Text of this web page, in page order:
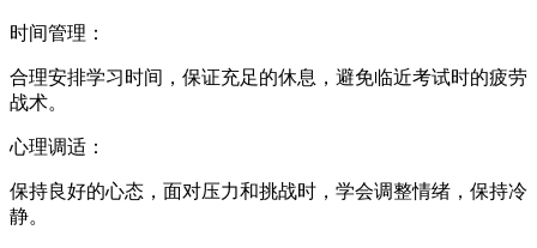
时间管理：
合理安排学习时间，保证充足的休息，避免临近考试时的疲劳
战术。
心理调适：
保持良好的心态，面对压力和挑战时，学会调整情绪，保持冷
静。